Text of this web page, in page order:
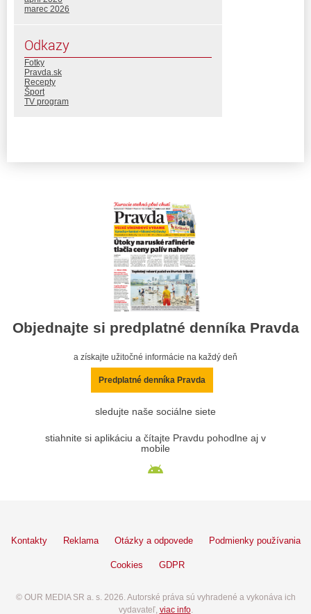
marec 2026
Odkazy
Fotky
Pravda.sk
Recepty
Šport
TV program
Objednajte si predplatné denníka Pravda
a získajte užitočné informácie na každý deň
Predplatné denníka Pravda
sledujte naše sociálne siete
stiahnite si aplikáciu a čítajte Pravdu pohodlne aj v
mobile
Kontakty Reklama Otázky a odpovede Podmienky používania
Cookies GDPR
© OUR MEDIA SR a. s. 2026. Autorské práva sú vyhradené a vykonáva ich
vydavateľ, viac info.